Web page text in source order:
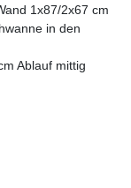
1x87/2x67 cm
in den
Ablauf mittig